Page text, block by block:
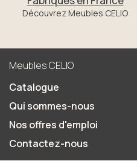
Découvrez Meubles CELIO
Meubles CELIO
Catalogue
Qui sommes-nous
Nos offres d'emploi
Contactez-nous